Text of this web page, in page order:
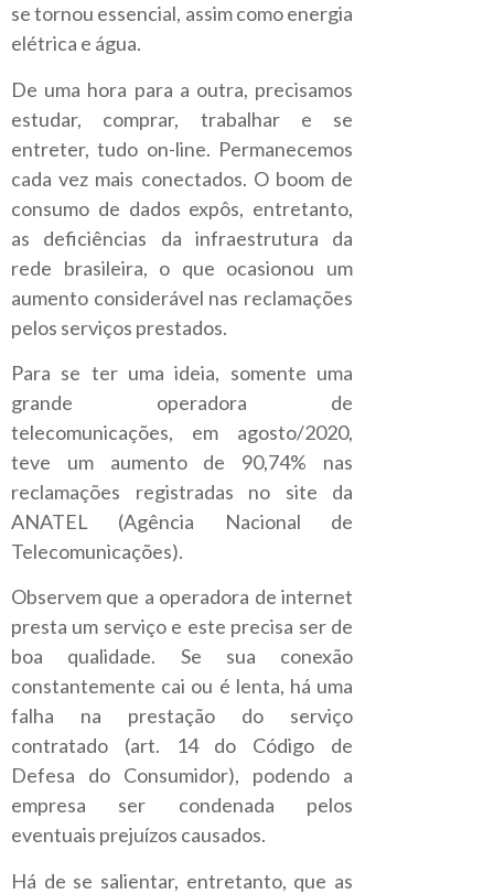
se tornou essencial, assim como energia
elétrica e água.
De uma hora para a outra, precisamos
estudar, comprar, trabalhar e se
entreter, tudo on-line. Permanecemos
cada vez mais conectados. O boom de
consumo de dados expôs, entretanto,
as deficiências da infraestrutura da
rede brasileira, o que ocasionou um
aumento considerável nas reclamações
pelos serviços prestados.
Para se ter uma ideia, somente uma
grande operadora de
telecomunicações, em agosto/2020,
teve um aumento de 90,74% nas
reclamações registradas no site da
ANATEL (Agência Nacional de
Telecomunicações).
Observem que a operadora de internet
presta um serviço e este precisa ser de
boa qualidade. Se sua conexão
constantemente cai ou é lenta, há uma
falha na prestação do serviço
contratado (art. 14 do Código de
Defesa do Consumidor), podendo a
empresa ser condenada pelos
eventuais prejuízos causados.
Há de se salientar, entretanto, que as